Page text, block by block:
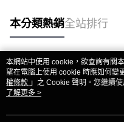
本分類熱銷全站排行
熱門標籤
本網站中使用 cookie，欲查詢有關
望在電腦上使用 cookie 時應如何變
權條款 」之 Cookie 聲明。您繼續
用條款之 Cookie 聲明使用 cookie。
了解更多 >